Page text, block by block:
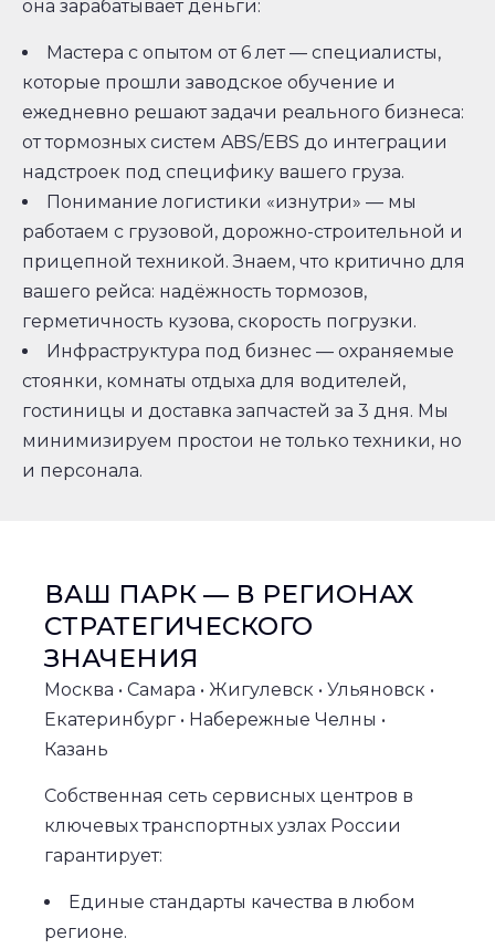
она зарабатывает деньги:
Мастера с опытом от 6 лет — специалисты,
которые прошли заводское обучение и
ежедневно решают задачи реального бизнеса:
от тормозных систем ABS/EBS до интеграции
надстроек под специфику вашего груза.
Понимание логистики «изнутри» — мы
работаем с грузовой, дорожно-строительной и
прицепной техникой. Знаем, что критично для
вашего рейса: надёжность тормозов,
герметичность кузова, скорость погрузки.
Инфраструктура под бизнес — охраняемые
стоянки, комнаты отдыха для водителей,
гостиницы и доставка запчастей за 3 дня. Мы
минимизируем простои не только техники, но
и персонала.
ВАШ ПАРК — В РЕГИОНАХ
СТРАТЕГИЧЕСКОГО
ЗНАЧЕНИЯ
Москва • Самара • Жигулевск • Ульяновск •
Екатеринбург • Набережные Челны •
Казань
Собственная сеть сервисных центров в
ключевых транспортных узлах России
гарантирует:
Единые стандарты качества в любом
регионе.